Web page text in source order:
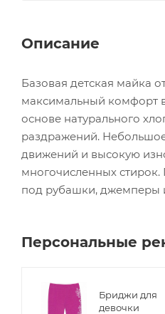
Описание
Базовая детская майка
максимальный комфорт в
основе натурального
раздражений.
движений и высокую
многочисленных стирок.
под рубашки, джемперы
Персональные
Бриджи для
девочки